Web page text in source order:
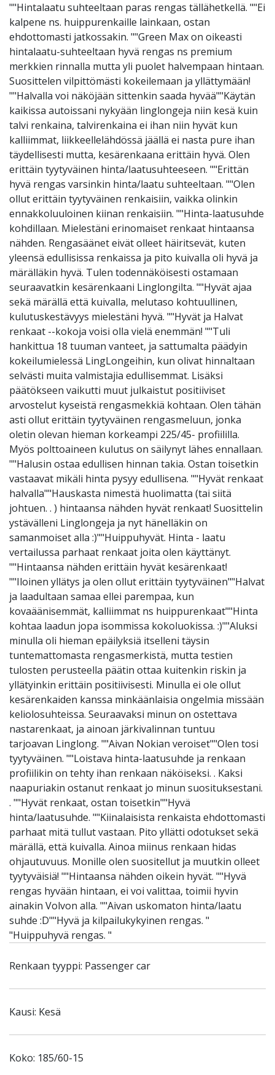
""Hintalaatu suhteeltaan paras rengas tällähetkellä. ""Ei
kalpene ns. huippurenkaille lainkaan, ostan
ehdottomasti jatkossakin. ""Green Max on oikeasti
hintalaatu-suhteeltaan hyvä rengas ns premium
merkkien rinnalla mutta yli puolet halvempaan hintaan.
Suosittelen vilpittömästi kokeilemaan ja yllättymään!
""Halvalla voi näköjään sittenkin saada hyvää""Käytän
kaikissa autoissani nykyään linglongeja niin kesä kuin
talvi renkaina, talvirenkaina ei ihan niin hyvät kun
kalliimmat, liikkeellelähdössä jäällä ei nasta pure ihan
täydellisesti mutta, kesärenkaana erittäin hyvä. Olen
erittäin tyytyväinen hinta/laatusuhteeseen. ""Erittän
hyvä rengas varsinkin hinta/laatu suhteeltaan. ""Olen
ollut erittäin tyytyväinen renkaisiin, vaikka olinkin
ennakkoluuloinen kiinan renkaisiin. ""Hinta-laatusuhde
kohdillaan. Mielestäni erinomaiset renkaat hintaansa
nähden. Rengasäänet eivät olleet häiritsevät, kuten
yleensä edullisissa renkaissa ja pito kuivalla oli hyvä ja
märälläkin hyvä. Tulen todennäköisesti ostamaan
seuraavatkin kesärenkaani Linglongilta. ""Hyvät ajaa
sekä märällä että kuivalla, melutaso kohtuullinen,
kulutuskestävyys mielestäni hyvä. ""Hyvät ja Halvat
renkaat --kokoja voisi olla vielä enemmän! ""Tuli
hankittua 18 tuuman vanteet, ja sattumalta päädyin
kokeilumielessä LingLongeihin, kun olivat hinnaltaan
selvästi muita valmistajia edullisemmat. Lisäksi
päätökseen vaikutti muut julkaistut positiiviset
arvostelut kyseistä rengasmekkiä kohtaan. Olen tähän
asti ollut erittäin tyytyväinen rengasmeluun, jonka
oletin olevan hieman korkeampi 225/45- profiililla.
Myös polttoaineen kulutus on säilynyt lähes ennallaan.
""Halusin ostaa edullisen hinnan takia. Ostan toisetkin
vastaavat mikäli hinta pysyy edullisena. ""Hyvät renkaat
halvalla""Hauskasta nimestä huolimatta (tai siitä
johtuen. . ) hintaansa nähden hyvät renkaat! Suosittelin
ystävälleni Linglongeja ja nyt hänelläkin on
samanmoiset alla :)""Huippuhyvät. Hinta - laatu
vertailussa parhaat renkaat joita olen käyttänyt.
""Hintaansa nähden erittäin hyvät kesärenkaat!
""Iloinen yllätys ja olen ollut erittäin tyytyväinen""Halvat
ja laadultaan samaa ellei parempaa, kun
kovaäänisemmät, kalliimmat ns huippurenkaat""Hinta
kohtaa laadun jopa isommissa kokoluokissa. :)""Aluksi
minulla oli hieman epäilyksiä itselleni täysin
tuntemattomasta rengasmerkistä, mutta testien
tulosten perusteella päätin ottaa kuitenkin riskin ja
yllätyinkin erittäin positiivisesti. Minulla ei ole ollut
kesärenkaiden kanssa minkäänlaisia ongelmia missään
keliolosuhteissa. Seuraavaksi minun on ostettava
nastarenkaat, ja ainoan järkivalinnan tuntuu
tarjoavan Linglong. ""Aivan Nokian veroiset""Olen tosi
tyytyväinen. ""Loistava hinta-laatusuhde ja renkaan
profiilikin on tehty ihan renkaan näköiseksi. . Kaksi
naapuriakin ostanut renkaat jo minun suosituksestani.
. ""Hyvät renkaat, ostan toisetkin""Hyvä
hinta/laatusuhde. ""Kiinalaisista renkaista ehdottomasti
parhaat mitä tullut vastaan. Pito yllätti odotukset sekä
märällä, että kuivalla. Ainoa miinus renkaan hidas
ohjautuvuus. Monille olen suositellut ja muutkin olleet
tyytyväisiä! ""Hintaansa nähden oikein hyvät. ""Hyvä
rengas hyvään hintaan, ei voi valittaa, toimii hyvin
ainakin Volvon alla. ""Aivan uskomaton hinta/laatu
suhde :D""Hyvä ja kilpailukykyinen rengas. "
"Huippuhyvä rengas. "
Renkaan tyyppi: Passenger car
Kausi: Kesä
Koko: 185/60-15